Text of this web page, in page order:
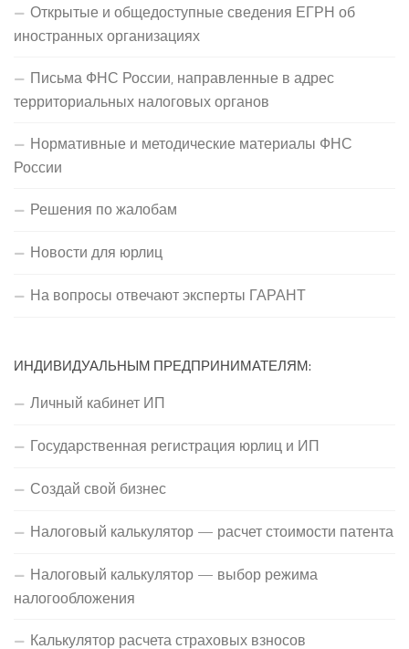
Открытые и общедоступные сведения ЕГРН об
иностранных организациях
Письма ФНС России, направленные в адрес
территориальных налоговых органов
Нормативные и методические материалы ФНС
России
Решения по жалобам
Новости для юрлиц
На вопросы отвечают эксперты ГАРАНТ
ИНДИВИДУАЛЬНЫМ ПРЕДПРИНИМАТЕЛЯМ:
Личный кабинет ИП
Государственная регистрация юрлиц и ИП
Создай свой бизнес
Налоговый калькулятор — расчет стоимости патента
Налоговый калькулятор — выбор режима
налогообложения
Калькулятор расчета страховых взносов